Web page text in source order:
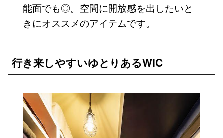
能面でも◎。空間に開放感を出したいと
きにオススメのアイテムです。
行き来しやすいゆとりあるWIC